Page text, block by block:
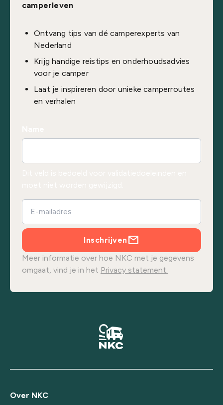
camperleven
Ontvang tips van dé camperexperts van
Nederland
Krijg handige reistips en onderhoudsadvies
voor je camper
Laat je inspireren door unieke camperroutes
en verhalen
Inschrijven
Meer informatie over hoe NKC met je gegevens
omgaat, vind je in het Privacy statement.
Over NKC